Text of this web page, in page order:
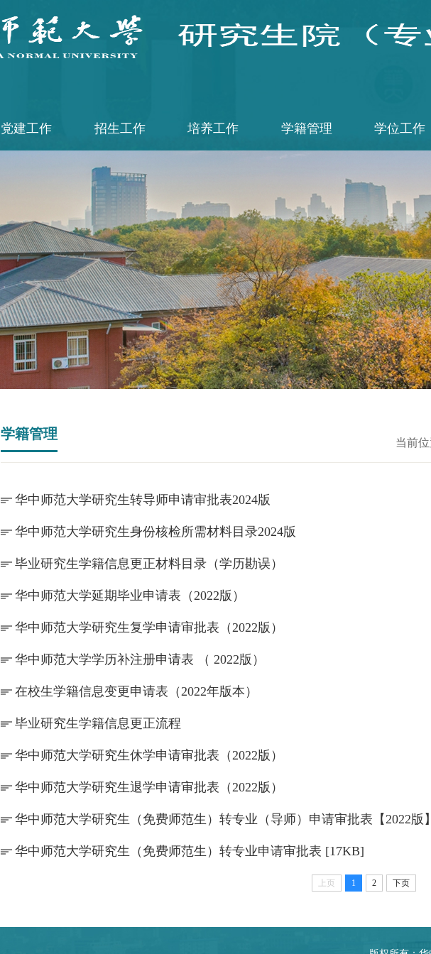
党建工作 招生工作 培养工作 学籍管理 学位工作
学籍管理
当前
华中师范大学研究生转导师申请审批表2024版
华中师范大学研究生身份核检所需材料目录2024版
毕业研究生学籍信息更正材料目录（学历勘误）
华中师范大学延期毕业申请表（2022版）
华中师范大学研究生复学申请审批表（2022版）
华中师范大学学历补注册申请表 （ 2022版）
在校生学籍信息变更申请表（2022年版本）
毕业研究生学籍信息更正流程
华中师范大学研究生休学申请审批表（2022版）
华中师范大学研究生退学申请审批表（2022版）
华中师范大学研究生（免费师范生）转专业（导师）申请审批表【2022版】
华中师范大学研究生（免费师范生）转专业申请审批表 [17KB]
上页 1 2 下页